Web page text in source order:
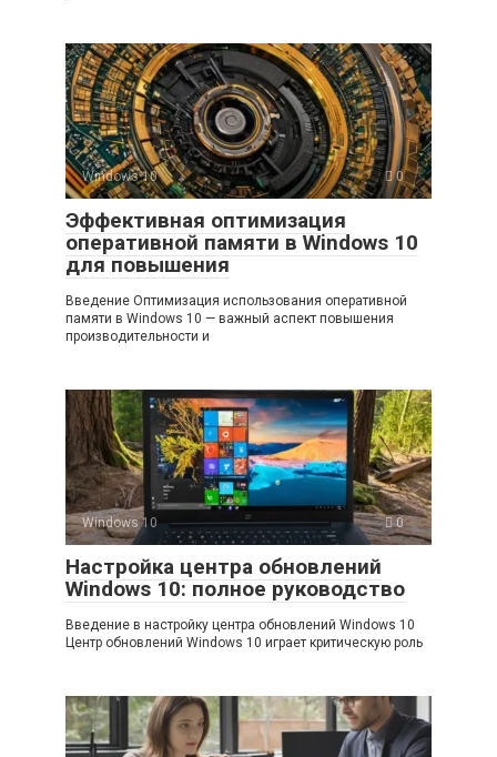
Windows 10 0
Эффективная оптимизация
оперативной памяти в Windows 10
для повышения
Введение Оптимизация использования оперативной
памяти в Windows 10 — важный аспект повышения
производительности и
Windows 10 0
Настройка центра обновлений
Windows 10: полное руководство
Введение в настройку центра обновлений Windows 10
Центр обновлений Windows 10 играет критическую роль